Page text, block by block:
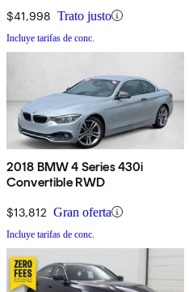
$41,998 Trato justo
Incluye tarifas de conc.
2018 BMW 4 Series 430i
Convertible RWD
$13,812 Gran oferta
Incluye tarifas de conc.